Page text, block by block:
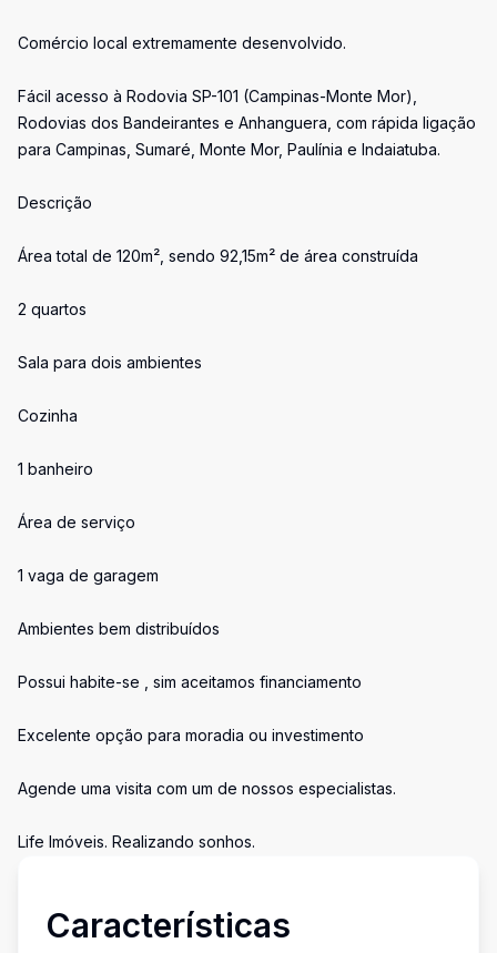
Comércio local extremamente desenvolvido.
Fácil acesso à Rodovia SP-101 (Campinas-Monte Mor),
Rodovias dos Bandeirantes e Anhanguera, com rápida ligação
para Campinas, Sumaré, Monte Mor, Paulínia e Indaiatuba.
Descrição
Área total de 120m², sendo 92,15m² de área construída
2 quartos
Sala para dois ambientes
Cozinha
1 banheiro
Área de serviço
1 vaga de garagem
Ambientes bem distribuídos
Possui habite-se , sim aceitamos financiamento
Excelente opção para moradia ou investimento
Agende uma visita com um de nossos especialistas.
Life Imóveis. Realizando sonhos.
Características